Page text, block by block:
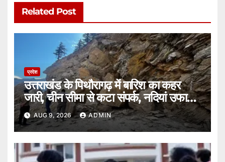
Related Post
प्रदेश
उत्तराखंड के पिथौरागढ़ में बारिश का कहर
जारी, चीन सीमा से कटा संपर्क, नदियां उफान
पर।AUG 9, 2026 ADMIN